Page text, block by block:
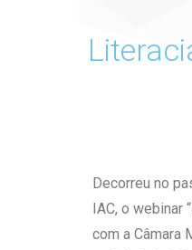
Decorreu no
IAC, o webinar
com a Câmara